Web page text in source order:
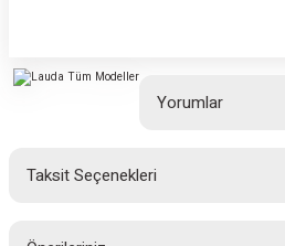
Yorumlar
Taksit Seçenekleri